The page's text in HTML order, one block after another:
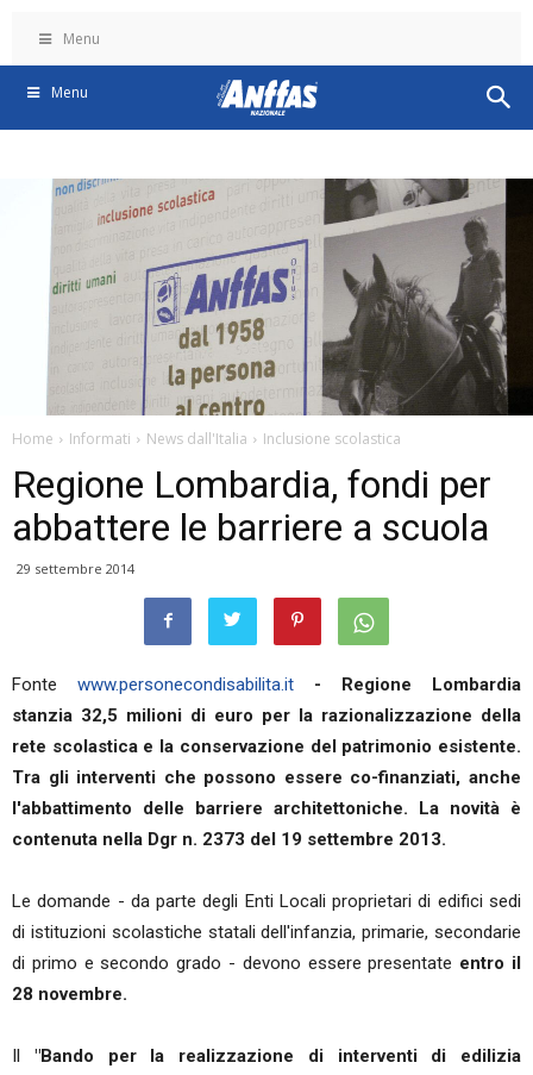
Menu
Menu
Home Informati News dall'Italia Inclusione scolastica
Regione Lombardia, fondi per
abbattere le barriere a scuola
29 settembre 2014
Fonte www.personecondisabilita.it
- Regione Lombardia
stanzia 32,5 milioni di euro per la razionalizzazione della
rete scolastica e la conservazione del patrimonio esistente.
Tra gli interventi che possono essere co-finanziati, anche
l'abbattimento delle barriere architettoniche. La novità è
contenuta nella Dgr n. 2373 del 19 settembre 2013.
Le domande - da parte degli Enti Locali proprietari di edifici sedi
di istituzioni scolastiche statali dell'infanzia, primarie, secondarie
di primo e secondo grado - devono essere presentate entro il
28 novembre.
Il "Bando per la realizzazione di interventi di edilizia